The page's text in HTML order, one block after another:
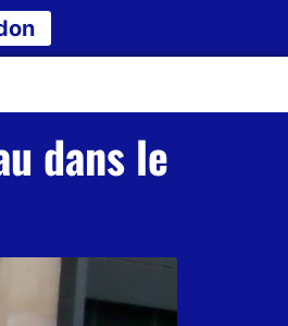
dans le